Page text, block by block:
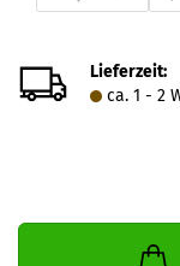
Lieferzeit:
ca. 1 - 2